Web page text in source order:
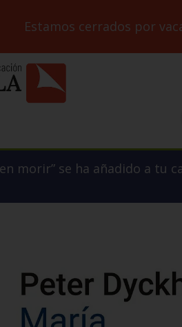
Estamos cerrados por
morir” se ha añadido a tu